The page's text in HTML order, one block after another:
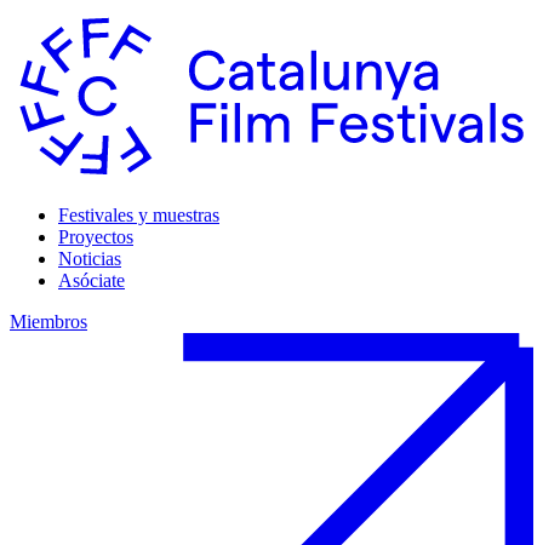
Festivales y muestras
Proyectos
Noticias
Asóciate
Miembros